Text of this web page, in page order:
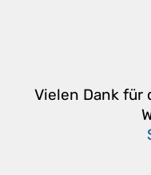
Vielen Dank für